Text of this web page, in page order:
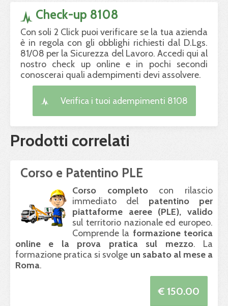
Check-up 8108
Con soli 2 Click puoi verificare se la tua azienda
è in regola con gli obblighi richiesti dal D.Lgs.
81/08 per la Sicurezza del Lavoro. Accedi qui al
nostro check up online e in pochi secondi
conoscerai quali adempimenti devi assolvere.
Verifica i tuoi adempimenti 8108
Prodotti correlati
Corso e Patentino PLE
Corso completocon rilascio
immediato del patentino per
piattaforme aeree (PLE), valido
sul territorio nazionale ed europeo.
Comprende la formazione teorica
online e la prova pratica sul mezzo. La
formazione pratica si svolge un sabato al mese a
Roma.
€ 150.00